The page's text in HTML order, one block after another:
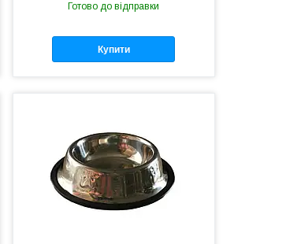
Готово до відправки
Купити